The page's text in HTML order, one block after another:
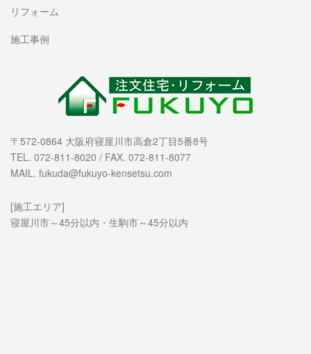
リフォーム
施工事例
〒572-0864 大阪府寝屋川市高倉2丁目5番8号
TEL. 072-811-8020 / FAX. 072-811-8077
MAIL. fukuda@fukuyo-kensetsu.com
[施工エリア]
寝屋川市～45分以内・生駒市～45分以内